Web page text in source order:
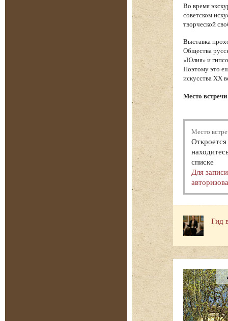
Во время
советском
творческой
Выставка
Общества
«Юлия» и
Поэтому это
искусства XX
Место
Место
списке
Для
Гид